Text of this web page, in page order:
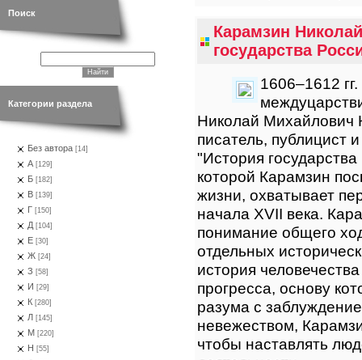
Поиск
Категории раздела
Без автора [14]
А [129]
Б [182]
В [139]
Г [150]
Д [104]
Е [30]
Ж [24]
З [58]
И [29]
К [280]
Л [145]
М [220]
Н [55]
Карамзин
государства
1606–1612
Николай Михайлович
писатель, публицист
"История
которой Карамзин
жизни, охватывает
начала XVII века.
понимание общего
отдельных
история
прогресса, основу
разума с
невежеством,
чтобы наставлять